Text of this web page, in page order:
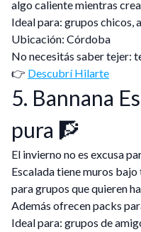
algo caliente mientras
Ideal para: grupos chicos,
Ubicación: Córdoba
No necesitás saber tejer:
👉 Descubrí Hilarte
5. Bannana
pura 🧗
El invierno no es excusa
Escalada tiene muros
para grupos que quieren
Además ofrecen packs
Ideal para: grupos de